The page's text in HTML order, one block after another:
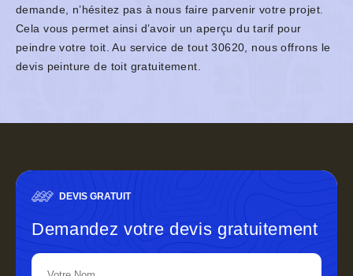
demande, n’hésitez pas à nous faire parvenir votre projet.
Cela vous permet ainsi d’avoir un aperçu du tarif pour
peindre votre toit. Au service de tout 30620, nous offrons le
devis peinture de toit gratuitement.
DEVIS GRATUIT
Demandez votre devis gratuitement